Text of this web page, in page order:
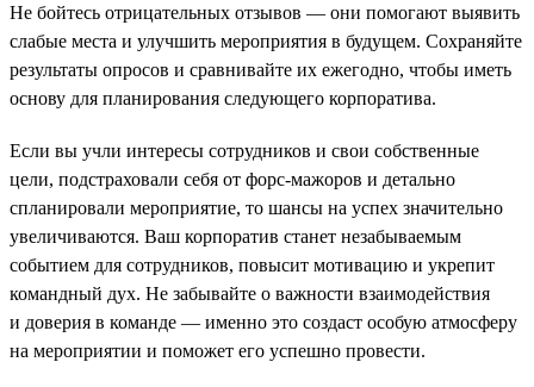
Не бойтесь отрицательных отзывов — они помогают выявить
слабые места и улучшить мероприятия в будущем. Сохраняйте
результаты опросов и сравнивайте их ежегодно, чтобы иметь
основу для планирования следующего корпоратива.
Если вы учли интересы сотрудников и свои собственные
цели, подстраховали себя от форс-мажоров и детально
спланировали мероприятие, то шансы на успех значительно
увеличиваются. Ваш корпоратив станет незабываемым
событием для сотрудников, повысит мотивацию и укрепит
командный дух. Не забывайте о важности взаимодействия
и доверия в команде — именно это создаст особую атмосферу
на мероприятии и поможет его успешно провести.